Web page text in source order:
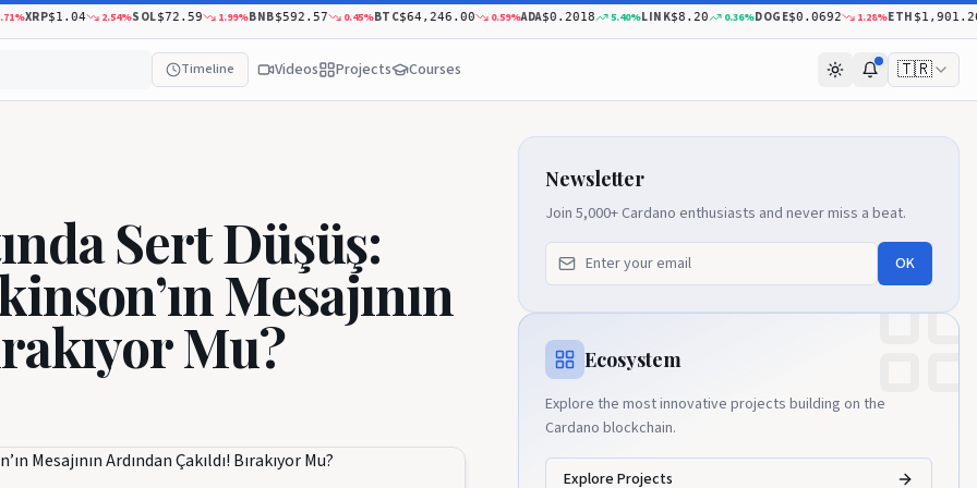
$1.04 2.54%SOL$72.59 1.99%BNB$592.57 0.45%BTC$64,246.00 0.59%ADA$0.2018 5.40%LINK$8.20 0.36%DOGE$0.0692 1.28%ETH$1,901.26
Timeline Videos Projects Courses 🇹🇷
Sert Düşüş:
Mesajının
Mu?
Newsletter
Join 5,000+ Cardano enthusiasts and never miss a beat.
OK
Ecosystem
Explore the most innovative projects building on the
Cardano blockchain.
Explore Projects